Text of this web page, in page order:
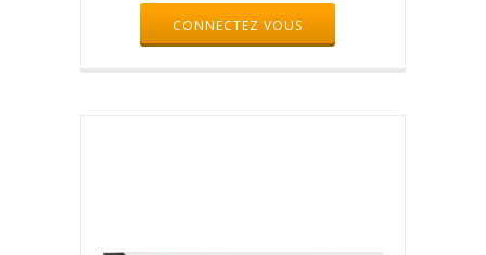
CONNECTEZ VOUS